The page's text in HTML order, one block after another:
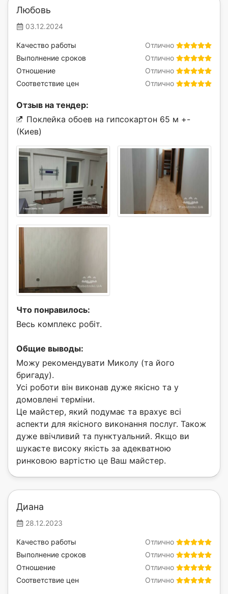
Любовь
03.12.2024
Отлично
Качество работы
Отлично
Выполнение сроков
Отлично
Отношение
Отлично
Соответствие цен
Отзыв на тендер:
Поклейка обоев на гипсокартон 65 м +-
(Киев)
Что понравилось:
Весь комплекс робiт.
Общие выводы:
Можу рекомендувати Миколу (та його
бригаду).
Усі роботи він виконав дуже якісно та у
домовлені терміни.
Це майстер, який подумає та врахує всі
аспекти для якісного виконання послуг. Також
дуже ввічливий та пунктуальний. Якщо ви
шукаєте високу якість за адекватною
ринковою вартістю це Ваш майстер.
Диана
28.12.2023
Отлично
Качество работы
Отлично
Выполнение сроков
Отлично
Отношение
Отлично
Соответствие цен